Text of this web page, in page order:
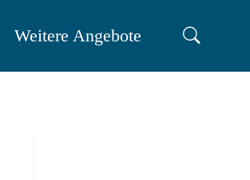
Weitere Angebote